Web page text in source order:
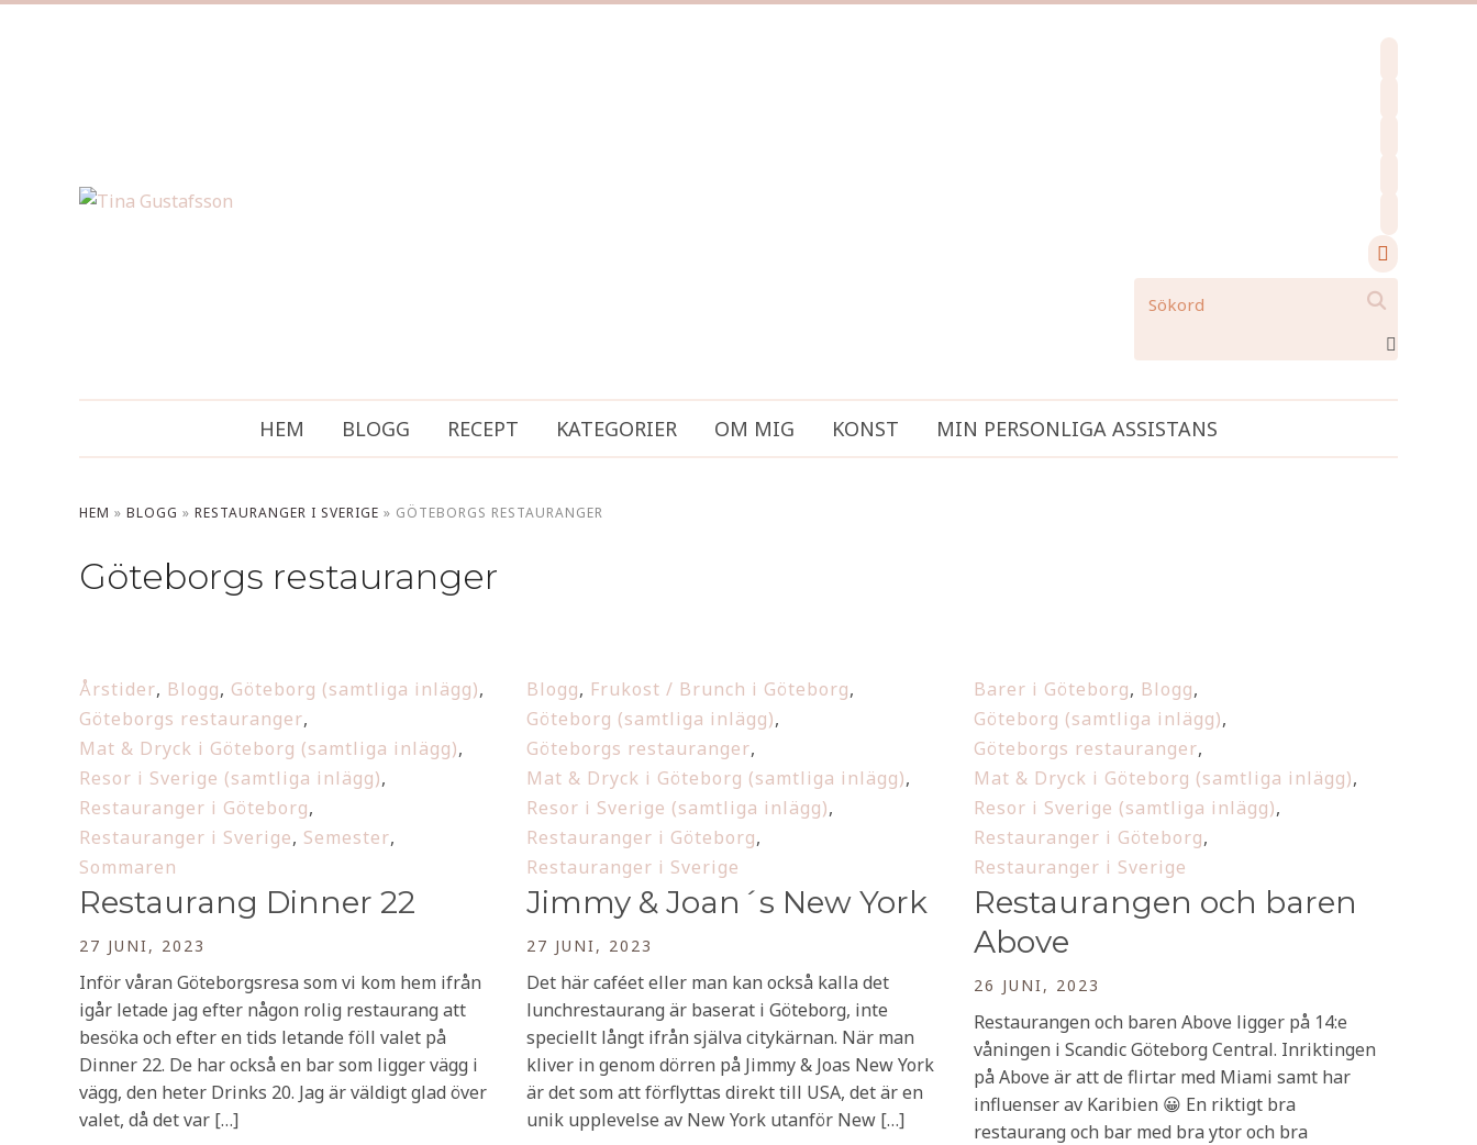
search

HEM BLOGG RECEPT KATEGORIER OM MIG KONST MIN PERSONLIGA ASSISTANS
HEM » BLOGG » RESTAURANGER I SVERIGE » GÖTEBORGS RESTAURANGER
Göteborgs restauranger
Årstider, Blogg, Göteborg (samtliga inlägg),
Göteborgs restauranger,
Mat & Dryck i Göteborg (samtliga inlägg),
Resor i Sverige (samtliga inlägg),
Restauranger i Göteborg,
Restauranger i Sverige, Semester,
Sommaren
Restaurang Dinner 22
27 JUNI, 2023
Inför våran Göteborgsresa som vi kom hem ifrån
igår letade jag efter någon rolig restaurang att
besöka och efter en tids letande föll valet på
Dinner 22. De har också en bar som ligger vägg i
vägg, den heter Drinks 20. Jag är väldigt glad över
valet, då det var […]
Blogg, Frukost / Brunch i Göteborg,
Göteborg (samtliga inlägg),
Göteborgs restauranger,
Mat & Dryck i Göteborg (samtliga inlägg),
Resor i Sverige (samtliga inlägg),
Restauranger i Göteborg,
Restauranger i Sverige
Jimmy & Joan´s New York
27 JUNI, 2023
Det här caféet eller man kan också kalla det
lunchrestaurang är baserat i Göteborg, inte
speciellt långt ifrån själva citykärnan. När man
kliver in genom dörren på Jimmy & Joas New York
är det som att förflyttas direkt till USA, det är en
unik upplevelse av New York utanför New […]
Barer i Göteborg, Blogg,
Göteborg (samtliga inlägg),
Göteborgs restauranger,
Mat & Dryck i Göteborg (samtliga inlägg),
Resor i Sverige (samtliga inlägg),
Restauranger i Göteborg,
Restauranger i Sverige
Restaurangen och baren
Above
26 JUNI, 2023
Restaurangen och baren Above ligger på 14:e
våningen i Scandic Göteborg Central. Inriktingen
på Above är att de flirtar med Miami samt har
influenser av Karibien 😀 En riktigt bra
restaurang och bar med bra ytor och bra